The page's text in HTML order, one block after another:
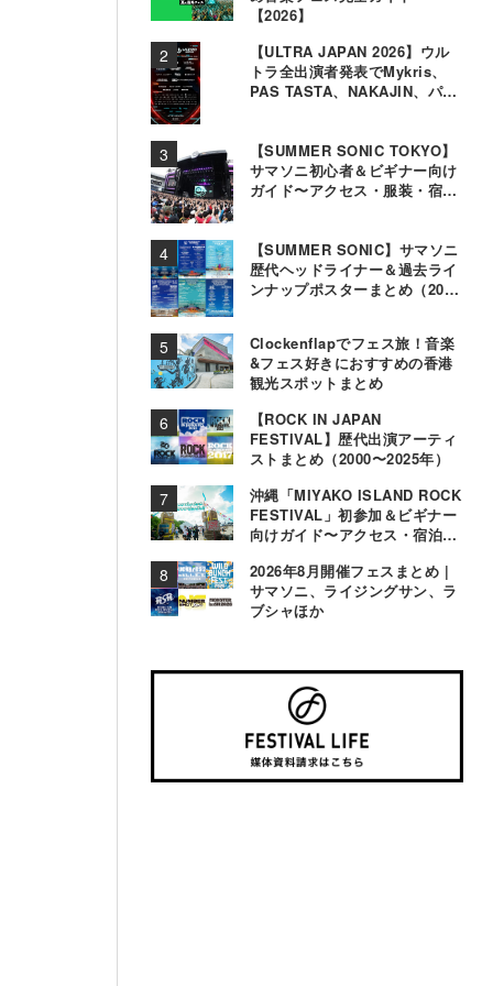
【2026】
【ULTRA JAPAN 2026】ウル
トラ全出演者発表でMykris、
PAS TASTA、NAKAJIN、パソ
【SUMMER SONIC TOKYO】
サマソニ初心者＆ビギナー向け
ガイド〜アクセス・服装・宿泊
【SUMMER SONIC】サマソニ
歴代ヘッドライナー＆過去ライ
ンナップポスターまとめ（2000
Clockenflapでフェス旅！音楽
&フェス好きにおすすめの香港
観光スポットまとめ
【ROCK IN JAPAN
FESTIVAL】歴代出演アーティ
ストまとめ（2000〜2025年）
沖縄「MIYAKO ISLAND ROCK
FESTIVAL」初参加＆ビギナー
向けガイド〜アクセス・宿泊・
2026年8月開催フェスまとめ |
サマソニ、ライジングサン、ラ
ブシャほか